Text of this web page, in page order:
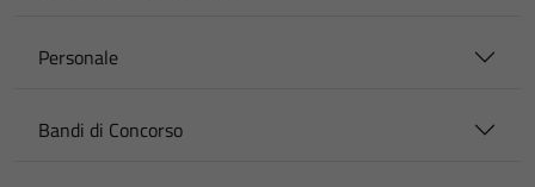
Personale
Bandi di Concorso